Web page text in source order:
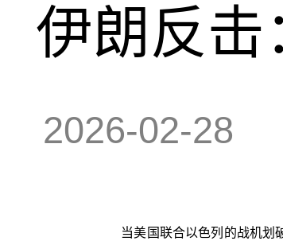
伊朗反击
2026-02-28
当美国联合以色列的战机划